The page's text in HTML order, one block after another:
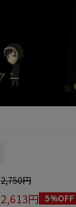
2,750円
2,613円 5%OFF